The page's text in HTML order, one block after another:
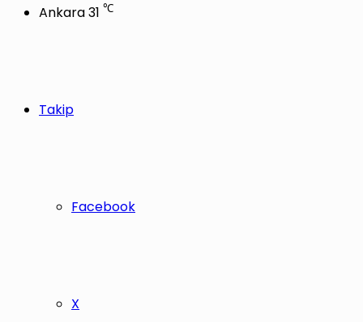
Ankara31 ℃
Takip
Facebook
X